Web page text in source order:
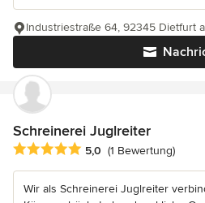
Industriestraße 64, 92345 Dietfurt
Schreinerei Juglreiter
Durchschnittliche Bewertung: 5
5,0 (1 Bewertung)
Wir als Schreinerei Juglreiter